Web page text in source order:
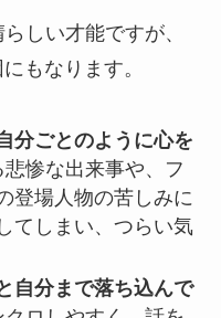
しい才能ですが、
もなります。
分ごとのように心を
惨な出来事や、フ
登場人物の苦しみに
てしまい、つらい気
自分まで落ち込んで